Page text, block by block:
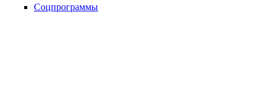
Соцпрограммы